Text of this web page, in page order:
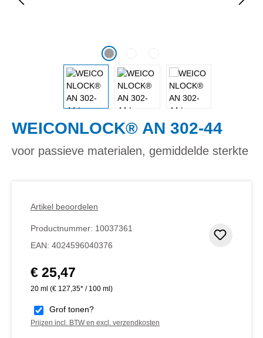
WEICONLOCK® AN 302-44
voor passieve materialen, gemiddelde sterkte
Artikel beoordelen
Productnummer: 10037361
EAN: 4024596040376
Normale prijs:
€ 25,47
20 ml (€ 127,35* / 100 ml)
Grof tonen?
Prijzen incl. BTW en excl. verzendkosten